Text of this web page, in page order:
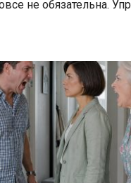
не обязательна.